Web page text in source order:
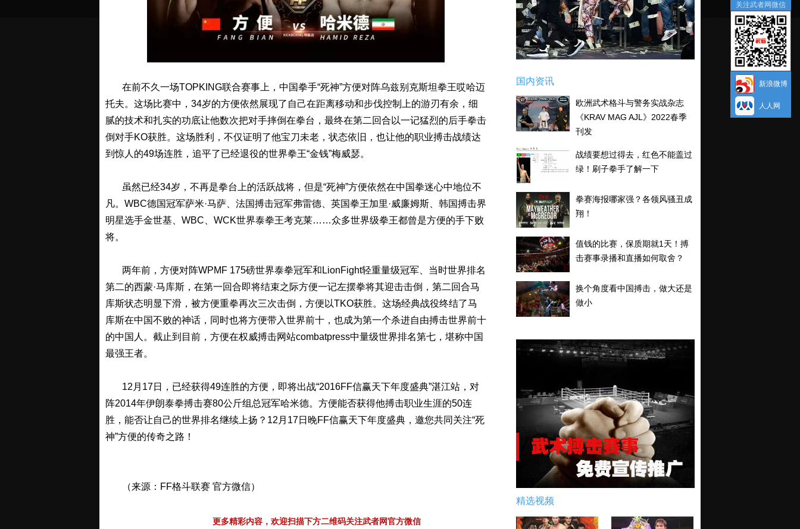
在前不久一场TOPKING联合赛事上，中国拳手“死神”方便对阵乌兹别克斯坦拳王哎哈迈
托夫。这场比赛中，34岁的方便依然展现了自己在距离移动和步伐控制上的游刃有余，细
腻的技术和扎实的功底让他数次把对手摔倒在拳台，最终在第二回合以一记猛烈的后手拳击
倒对手KO获胜。这场胜利，不仅证明了他宝刀未老，状态依旧，也让他的职业搏击战绩达
到惊人的49场连胜，追平了已经退役的世界拳王“金钱”梅威瑟。
虽然已经34岁，不再是拳台上的活跃战将，但是“死神”方便依然在中国拳迷心中地位不
凡。WBC德国冠军萨米·马萨、法国搏击冠军弗雷德、英国拳王加里·威廉姆斯、韩国搏击界
明星选手金世基、WBC、WCK世界泰拳王考克莱……众多世界级拳王都曾是方便的手下败
将。
两年前，方便对阵WPMF 175磅世界泰拳冠军和LionFight轻重量级冠军、当时世界排名
第二的西蒙·马库斯，在第一回合即将结束之际方便一记左摆拳将其迎击击倒，第二回合马
库斯状态明显下滑，被方便重拳再次三次击倒，方便以TKO获胜。这场经典战役终结了马
库斯在中国不败的神话，同时也将方便带入世界前十，也成为第一个杀进自由搏击世界前十
的中国人。截止到目前，方便在权威搏击网站combatpress中量级世界排名第七，堪称中国
最强王者。
12月17日，已经获得49连胜的方便，即将出战“2016FF信赢天下年度盛典”湛江站，对
阵2014年伊朗泰拳搏击赛80公斤组总冠军哈米德。方便能否获得他搏击职业生涯的50连
胜，能否让自己的世界排名继续上扬？12月17日晚FF信赢天下年度盛典，邀您共同关注“死
神”方便的传奇之路！
（来源：FF格斗联赛 官方微信）
更多精彩内容，欢迎扫描下方二维码关注武者网官方微信
国内资讯
欧洲武术格斗与警务实战杂志
《KRAV MAG AJL》2022春季
刊发
战绩要想过得去，红色不能盖过
绿！刷子拳手了解一下
拳赛海报哪家强？各领风骚丑成
翔！
值钱的比赛，保质期就1天！搏
击赛事录播和直播如何取舍？
换个角度看中国搏击，做大还是
做小
精选视频
关注武者网微信
新浪微博
人人网